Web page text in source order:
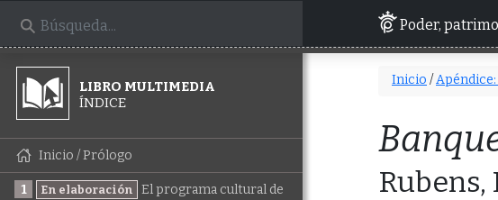
Poder,
LIBRO MULTIMEDIA
ÍNDICE
Inicio / Prólogo
1 En elaboración
El programa cultural de
Inicio /Apéndice:
Rubens,